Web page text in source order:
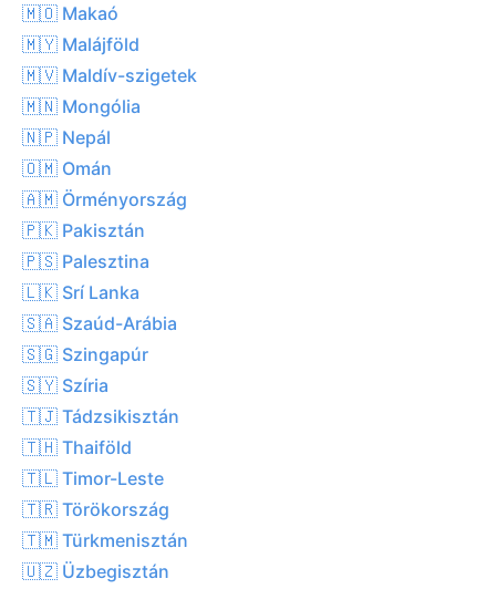
🇲🇴 Makaó
🇲🇾 Malájföld
🇲🇻 Maldív-szigetek
🇲🇳 Mongólia
🇳🇵 Nepál
🇴🇲 Omán
🇦🇲 Örményország
🇵🇰 Pakisztán
🇵🇸 Palesztina
🇱🇰 Srí Lanka
🇸🇦 Szaúd-Arábia
🇸🇬 Szingapúr
🇸🇾 Szíria
🇹🇯 Tádzsikisztán
🇹🇭 Thaiföld
🇹🇱 Timor-Leste
🇹🇷 Törökország
🇹🇲 Türkmenisztán
🇺🇿 Üzbegisztán